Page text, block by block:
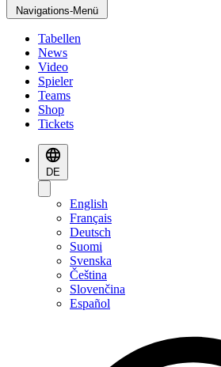
Navigations-Menü
Tabellen
News
Video
Spieler
Teams
Shop
Tickets
DE
English
Français
Deutsch
Suomi
Svenska
Čeština
Slovenčina
Español